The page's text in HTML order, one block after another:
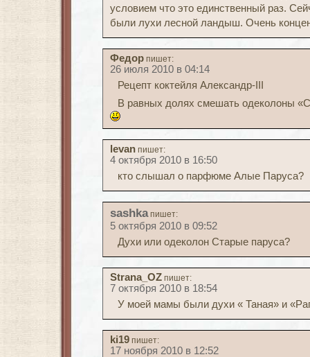
условием что это единственный раз.
были лухи лесной ландыш. Очень
Федор пишет:
26 июля 2010 в 04:14
Рецепт коктейля Александр-III
В равных долях смешать одеколоны
levan пишет:
4 октября 2010 в 16:50
кто слышал о парфюме Алые Паруса?
sashka пишет:
5 октября 2010 в 09:52
Духи или одеколон Старые паруса?
Strana_OZ пишет:
7 октября 2010 в 18:54
У моей мамы были духи « Таная» и
ki19 пишет:
17 ноября 2010 в 12:52